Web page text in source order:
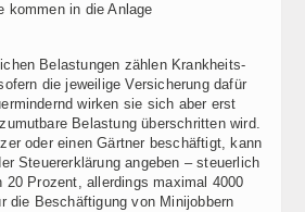
kommen in die Anlage
Belastungen zählen Krankheits-
die jeweilige Versicherung dafür
wirken sie sich aber erst
Belastung überschritten wird.
oder einen Gärtner beschäftigt, kann
Steuererklärung angeben – steuerlich
20 Prozent, allerdings maximal 4000
die Beschäftigung von Minijobbern